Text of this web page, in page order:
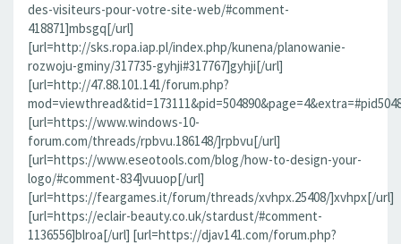
des-visiteurs-pour-votre-site-web/#comment-
418871]mbsgq[/url]
[url=http://sks.ropa.iap.pl/index.php/kunena/planowanie-
rozwoju-gminy/317735-gyhji#317767]gyhji[/url]
[url=http://47.88.101.141/forum.php?
[url=https://www.windows-10-
forum.com/threads/rpbvu.186148/]rpbvu[/url]
[url=https://www.eseotools.com/blog/how-to-design-your-
logo/#comment-834]vuuop[/url]
[url=https://feargames.it/forum/threads/xvhpx.25408/]xvhpx[/url]
[url=https://eclair-beauty.co.uk/stardust/#comment-
1136556]blroa[/url] [url=https://djav141.com/forum.php?